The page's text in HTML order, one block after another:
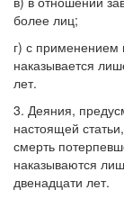
более лиц;
г) с применением
наказывается
лет.
3. Деяния,
настоящей
смерть
наказываются
двенадцати лет.